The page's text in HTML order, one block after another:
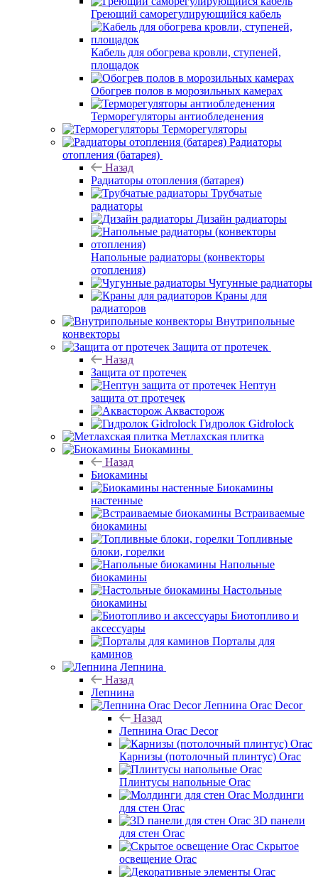
Греющий саморегулирующийся кабель
Кабель для обогрева кровли, ступеней,
площадок
Обогрев полов в морозильных камерах
Терморегуляторы антиобледенения
Терморегуляторы
Радиаторы
отопления (батарея)
Назад
Радиаторы отопления (батарея)
Трубчатые
радиаторы
Дизайн радиаторы
Напольные радиаторы (конвекторы
отопления)
Чугунные радиаторы
Краны для
радиаторов
Внутрипольные
конвекторы
Защита от протечек
Назад
Защита от протечек
Нептун
защита от протечек
Аквасторож
Гидролок Gidrolock
Метлахская плитка
Биокамины
Назад
Биокамины
Биокамины
настенные
Встраиваемые
биокамины
Топливные
блоки, горелки
Напольные
биокамины
Настольные
биокамины
Биотопливо и
аксессуары
Порталы для
каминов
Лепнина
Назад
Лепнина
Лепнина Orac Decor
Назад
Лепнина Orac Decor
Карнизы (потолочный плинтус) Orac
Плинтусы напольные Orac
Молдинги
для стен Orac
3D панели
для стен Orac
Скрытое
освещение Orac